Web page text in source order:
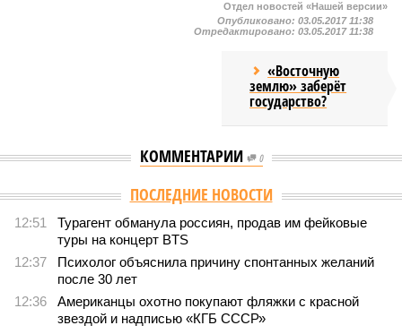
Отдел новостей «Нашей версии»
Опубликовано: 03.05.2017 11:38
Отредактировано: 03.05.2017 11:38
«Восточную
землю» заберёт
государство?
КОММЕНТАРИИ 0
Версия //Конфликт // Монополия вкладывалась-вкладывалась в
Монополия вкладывалась-вкладывалась в Армению и
довкладывалась
РЖД против своей страны